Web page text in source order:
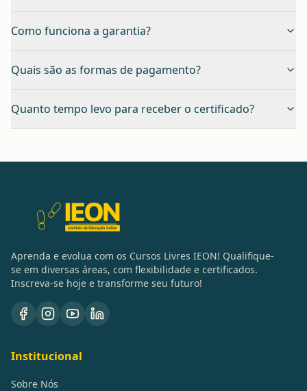
Como funciona a garantia?
Quais são as formas de pagamento?
Quanto tempo levo para receber o certificado?
Aprenda e evolua com os Cursos Livres IEON! Qualifique-
se em diversas áreas, com flexibilidade e certificados.
Inscreva-se hoje e transforme seu futuro!
Institucional
Sobre Nós